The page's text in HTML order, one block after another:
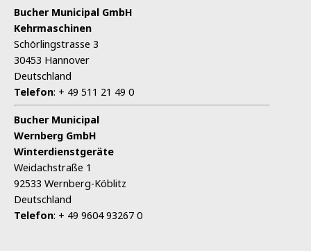
Bucher Municipal GmbH
Kehrmaschinen
Schörlingstrasse 3
30453 Hannover
Deutschland
Telefon: + 49 511 21 49 0
Bucher Municipal
Wernberg GmbH
Winterdienstgeräte
Weidachstraße 1
92533 Wernberg-Köblitz
Deutschland
Telefon: + 49 9604 93267 0